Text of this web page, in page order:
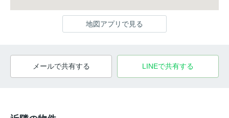
地図アプリで見る
メールで共有する LINEで共有する